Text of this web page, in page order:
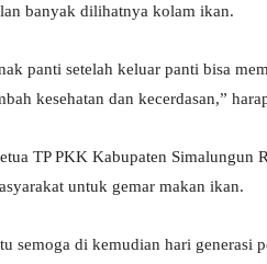
banyak dilihatnya kolam ikan.
panti setelah keluar panti bisa
kesehatan dan kecerdasan,”
TP PKK Kabupaten
untuk gemar makan ikan.
semoga di kemudian hari generasi